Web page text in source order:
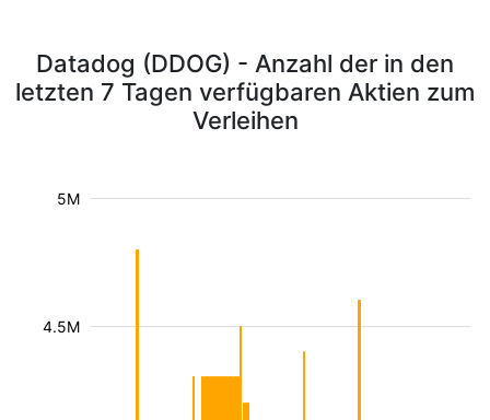
Datadog (DDOG) - Anzahl der in den
letzten 7 Tagen verfügbaren Aktien zum
Verleihen
4.5M
5M